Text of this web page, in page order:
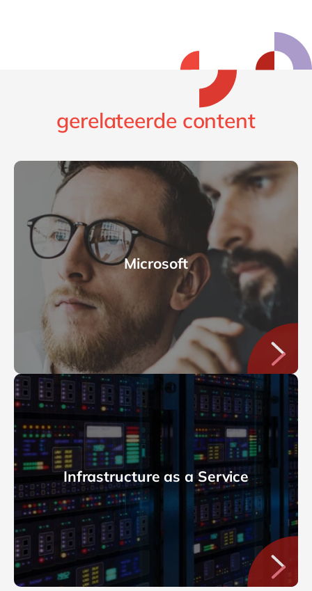
gerelateerde content
Microsoft
Infrastructure as a Service